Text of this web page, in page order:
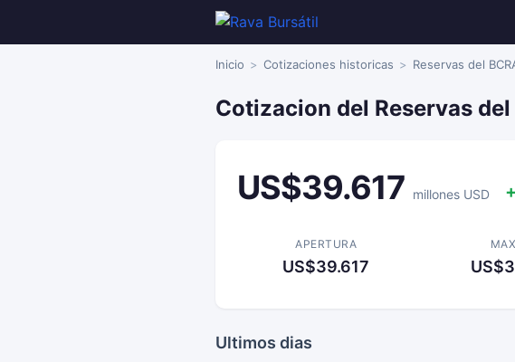
Inicio Cotizaciones historicas Reservas del
Cotizacion del Reservas del
US$39.617 millones USD
APERTURA
US$39.617
Ultimos dias